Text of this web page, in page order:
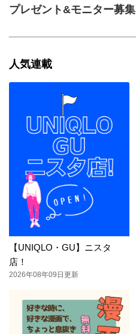
プレゼント&モニター募集
人気連載
【UNIQLO・GU】ニスタ
店！
2026年08年09日更新